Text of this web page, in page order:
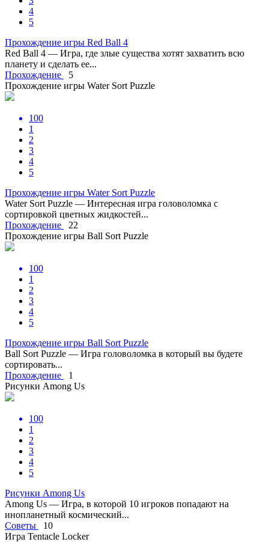
4
5
Прохождение игры Red Ball 4
Red Ball 4 — Игра, где злые существа хотят захватить всю
планету и сделать ее...
Прохождение
5
Прохождение игры Water Sort Puzzle
100
1
2
3
4
5
Прохождение игры Water Sort Puzzle
Water Sort Puzzle — Интересная игра головоломка с
сортировкой цветных жидкостей...
Прохождение
22
Прохождение игры Ball Sort Puzzle
100
1
2
3
4
5
Прохождение игры Ball Sort Puzzle
Ball Sort Puzzle — Игра головоломка в который вы будете
сортировать...
Прохождение
1
Рисунки Among Us
100
1
2
3
4
5
Рисунки Among Us
Among Us — Игра, в которой 10 игроков попадают на
инопланетный космический...
Советы
10
Игра Tentacle Locker